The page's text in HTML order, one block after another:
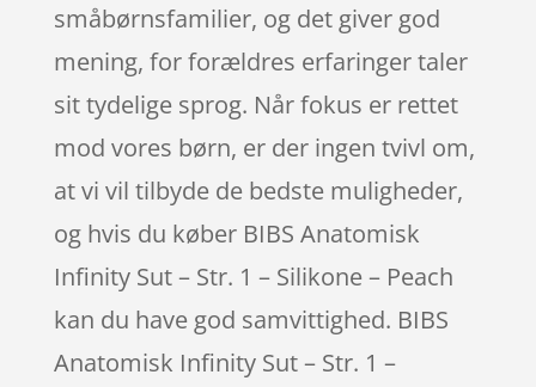
småbørnsfamilier, og det giver god
mening, for forældres erfaringer taler
sit tydelige sprog. Når fokus er rettet
mod vores børn, er der ingen tvivl om,
at vi vil tilbyde de bedste muligheder,
og hvis du køber BIBS Anatomisk
Infinity Sut – Str. 1 – Silikone – Peach
kan du have god samvittighed. BIBS
Anatomisk Infinity Sut – Str. 1 –